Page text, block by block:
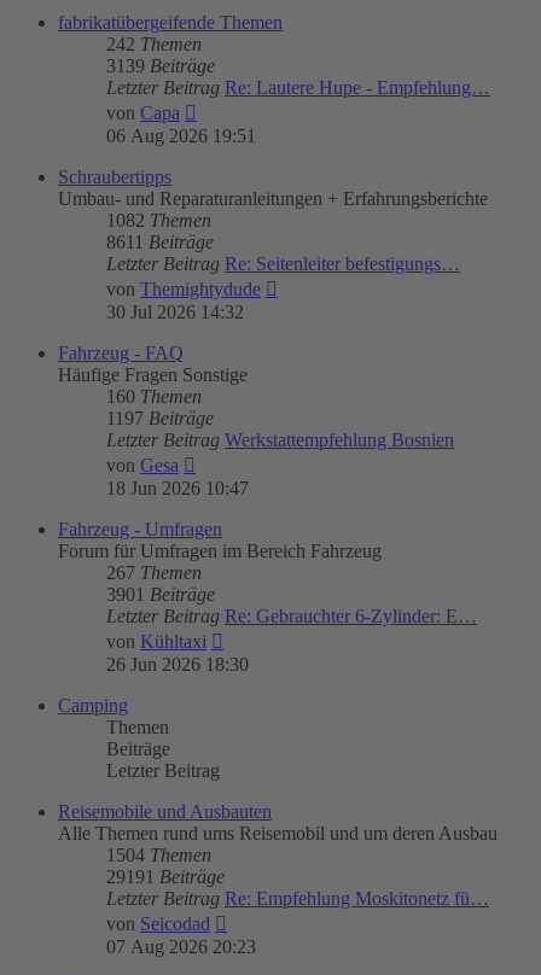
fabrikatübergeifende Themen
242 Themen
3139 Beiträge
Letzter Beitrag Re: Lautere Hupe - Empfehlung…
von Capa
Beitrag
06 Aug 2026 19:51
Schraubertipps
Umbau- und Reparaturanleitungen + Erfahrungsberichte
1082 Themen
8611 Beiträge
Letzter Beitrag Re: Seitenleiter befestigungs…
von Themightydude
30 Jul 2026 14:32
Fahrzeug - FAQ
Häufige Fragen Sonstige
160 Themen
1197 Beiträge
Letzter Beitrag Werkstattempfehlung Bosnien
von Gesa
Beitrag
18 Jun 2026 10:47
Fahrzeug - Umfragen
Forum für Umfragen im Bereich Fahrzeug
267 Themen
3901 Beiträge
Letzter Beitrag Re: Gebrauchter 6-Zylinder: E…
von Kühltaxi
Beitrag
26 Jun 2026 18:30
Camping
Themen
Beiträge
Letzter Beitrag
Reisemobile und Ausbauten
Alle Themen rund ums Reisemobil und um deren Ausbau
1504 Themen
29191 Beiträge
Letzter Beitrag Re: Empfehlung Moskitonetz fü…
von Seicodad
Beitrag
07 Aug 2026 20:23